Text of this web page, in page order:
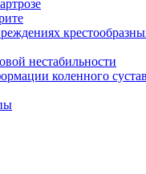
нестабильности
коленного